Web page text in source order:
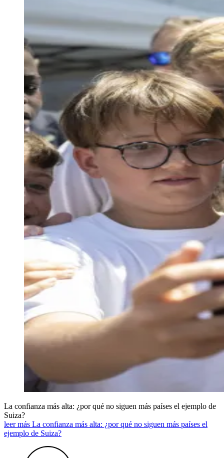
La confianza más alta: ¿por qué no siguen más países el ejemplo de
Suiza?
leer más La confianza más alta: ¿por qué no siguen más países el
ejemplo de Suiza?